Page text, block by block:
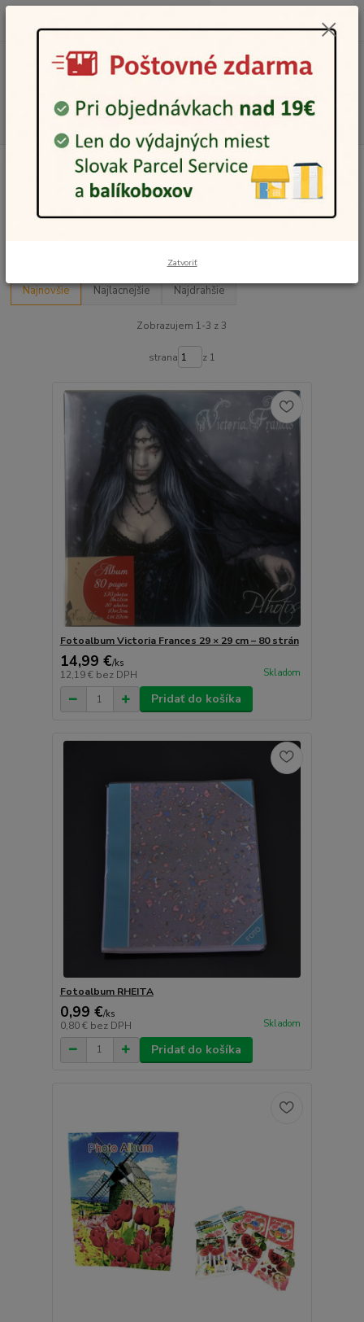
Menu
Hľadať
12:00-14:00
za0,00 €
Darčeky dekoratívne Fotoalbumy
Fotoalbumy
Najnovšie Najlacnejšie Najdrahšie
Zobrazujem 1-3 z 3
strana z 1
Fotoalbum Victoria Frances 29 × 29 cm – 80 strán
14,99 €/ks
12,19 € bez DPH Skladom
Pridať do košíka
Fotoalbum RHEITA
0,99 €/ks
0,80 € bez DPH Skladom
Pridať do košíka
Zatvoriť